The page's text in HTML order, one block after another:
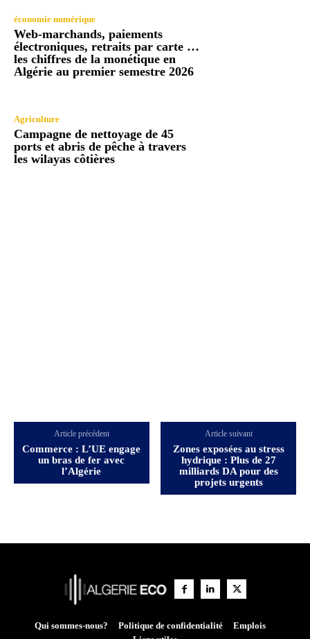
économie numérique
Web-marchands, paiements
électroniques, retraits par carte …
les chiffres de la monétique en
Algérie au premier semestre 2026
Agriculture
Campagne de nettoyage de 45
ports et abris de pêche à travers
les wilayas côtières
Article précédent
Commerce : L’UE engage
un bras de fer avec
l’Algérie
Article suivant
Zones exposées au stress
hydrique : Plus de 27
milliards DA pour des
projets urgents
Qui sommes-nous? Politique de confidentialité
Emplois